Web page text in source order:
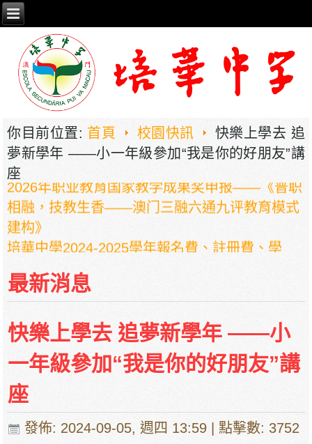
你目前位置: 首頁 校園快訊
快樂上學去 追
夢新學年 ——小一年級參加“我是你的好朋友”講
座
2026年职业教育国家教学成果奖申报——《普职
相融，技教生香——澳门三融六通九评教育模式
建构》
培華中學2024-2025學年報名費、註冊費、學
項目
培華中學收費項目一覽表
停課通知
最新消息
快樂上學去 追夢新學年 ——小
一年級參加“我是你的好朋友”講
座
發佈: 2024-09-05, 週四 13:59 | 點擊數: 3752